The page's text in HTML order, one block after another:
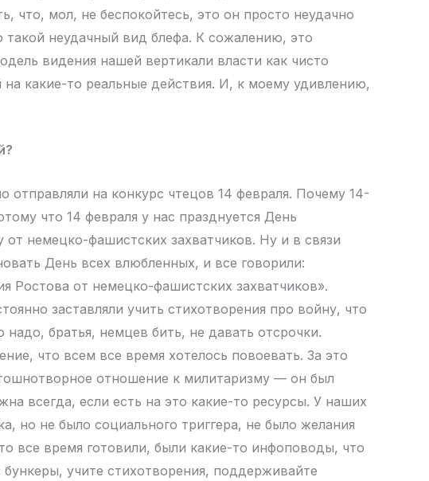
что, мол, не беспокойтесь, это он просто неудачно
такой неудачный вид блефа. К сожалению, это
видения нашей вертикали власти как чисто
какие-то реальные действия. И, к моему удивлению,
на конкурс чтецов 14 февраля. Почему 14-
что 14 февраля у нас празднуется День
немецко-фашистских захватчиков. Ну и в связи
День всех влюбленных, и все говорили:
Ростова от немецко-фашистских захватчиков».
заставляли учить стихотворения про войну, что
надо, братья, немцев бить, не давать отсрочки.
что всем все время хотелось повоевать. За это
отношение к милитаризму — он был
всегда, если есть на это какие-то ресурсы. У наших
но не было социального триггера, не было желания
все время готовили, были какие-то инфоповоды, что
бункеры, учите стихотворения, поддерживайте